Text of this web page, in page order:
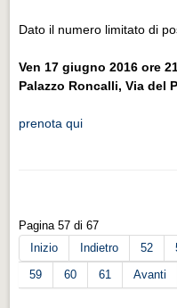
Dato il numero limitato di
Ven 17 giugno 2016 ore
Palazzo Roncalli, Via del
prenota qui
Pagina 57 di 67
Inizio
Indietro 52
59
60 61 Avanti